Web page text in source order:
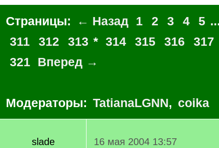
Страницы: ← Назад 1 2 3 4 5
311
312 313 * 314 315 316
317
321 Вперед →
Модераторы: TatianaLGNN, coika
slade
16 мая 2004 13:57